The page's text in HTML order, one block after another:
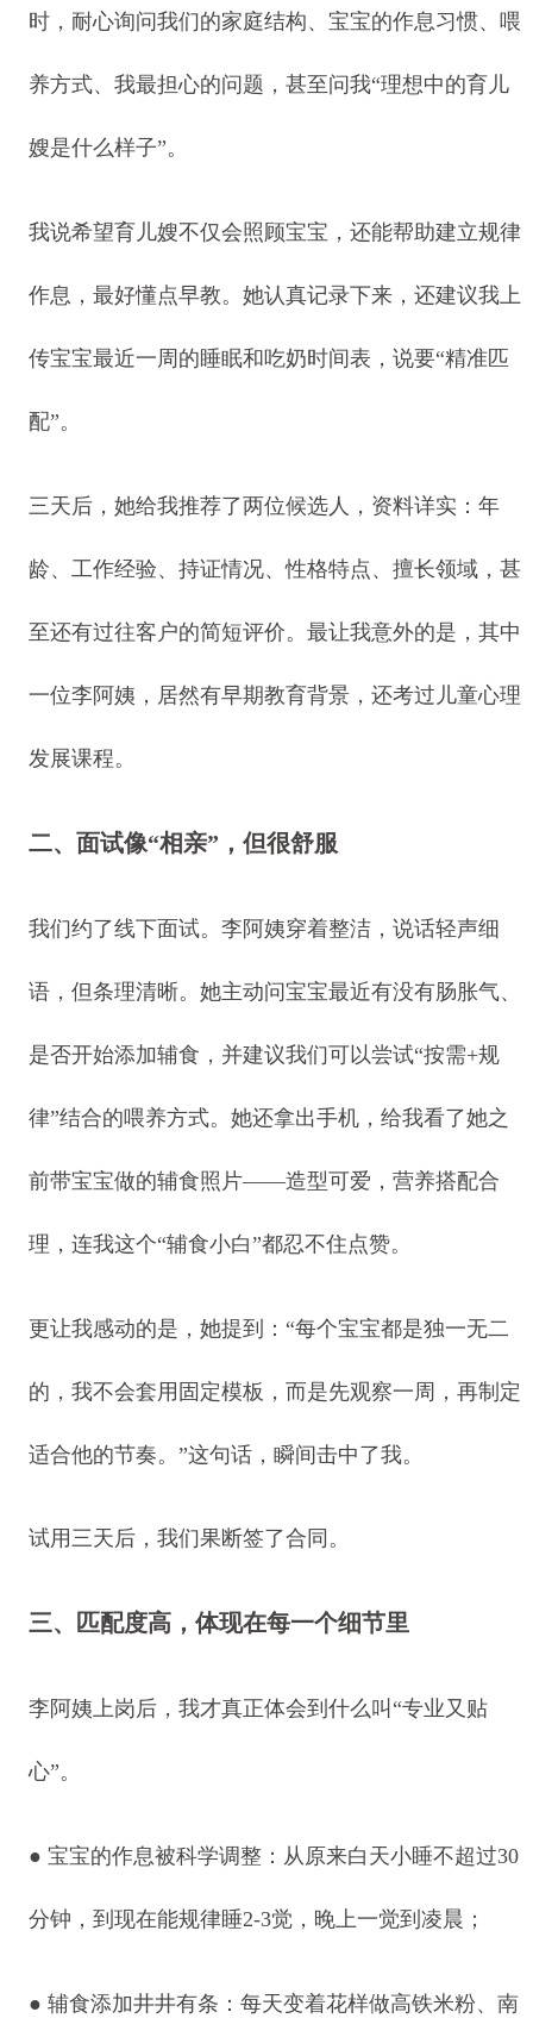
时，耐心询问我们的家庭结构、宝宝的作息习惯、喂
养方式、我最担心的问题，甚至问我“理想中的育儿
嫂是什么样子”。
我说希望育儿嫂不仅会照顾宝宝，还能帮助建立规律
作息，最好懂点早教。她认真记录下来，还建议我上
传宝宝最近一周的睡眠和吃奶时间表，说要“精准匹
配”。
三天后，她给我推荐了两位候选人，资料详实：年
龄、工作经验、持证情况、性格特点、擅长领域，甚
至还有过往客户的简短评价。最让我意外的是，其中
一位李阿姨，居然有早期教育背景，还考过儿童心理
发展课程。
二、面试像“相亲”，但很舒服
我们约了线下面试。李阿姨穿着整洁，说话轻声细
语，但条理清晰。她主动问宝宝最近有没有肠胀气、
是否开始添加辅食，并建议我们可以尝试“按需+规
律”结合的喂养方式。她还拿出手机，给我看了她之
前带宝宝做的辅食照片——造型可爱，营养搭配合
理，连我这个“辅食小白”都忍不住点赞。
更让我感动的是，她提到：“每个宝宝都是独一无二
的，我不会套用固定模板，而是先观察一周，再制定
适合他的节奏。”这句话，瞬间击中了我。
试用三天后，我们果断签了合同。
三、匹配度高，体现在每一个细节里
李阿姨上岗后，我才真正体会到什么叫“专业又贴
心”。
● 宝宝的作息被科学调整：从原来白天小睡不超过30
分钟，到现在能规律睡2-3觉，晚上一觉到凌晨；
● 辅食添加井井有条：每天变着花样做高铁米粉、南